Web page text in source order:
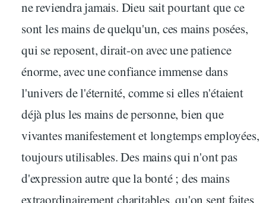
ne reviendra jamais. Dieu sait pourtant que ce
sont les mains de quelqu'un, ces mains posées,
qui se reposent, dirait-on avec une patience
énorme, avec une confiance immense dans
l'univers de l'éternité, comme si elles n'étaient
déjà plus les mains de personne, bien que
vivantes manifestement et longtemps employées,
toujours utilisables. Des mains qui n'ont pas
d'expression autre que la bonté ; des mains
extraordinairement charitables, qu'on sent faites